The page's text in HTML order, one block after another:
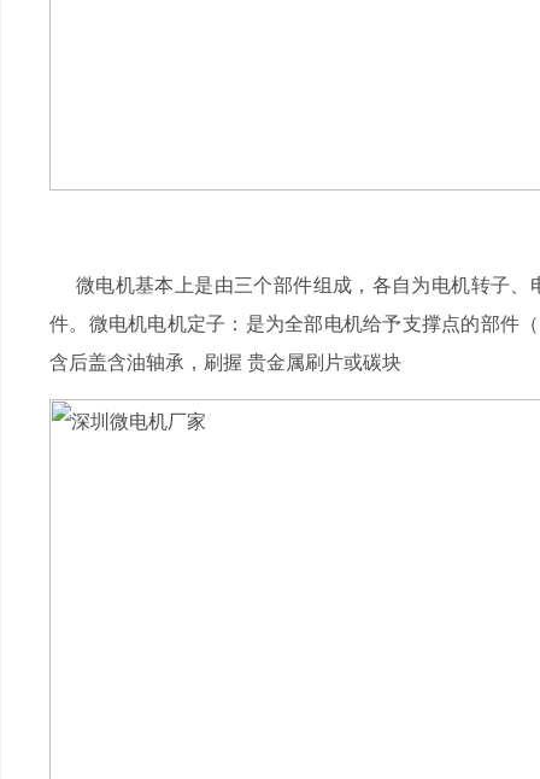
微电机基本上是由三个部件组成，各自为电机转子、
件。微电机电机定子：是为全部电机给予支撑点的部件
含后盖含油轴承，刷握 贵金属刷片或碳块